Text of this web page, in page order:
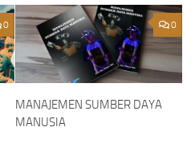
0 0
MANAJEMEN SUMBER DAYA
MANUSIA